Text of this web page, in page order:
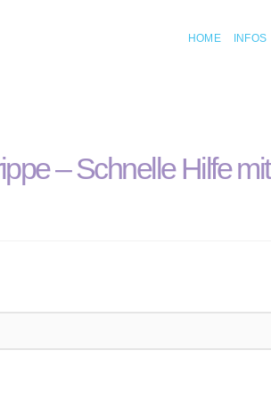
HOME INFOS
– Schnelle Hilfe mit